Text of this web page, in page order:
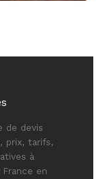
de devis
prix, tarifs,
à
en